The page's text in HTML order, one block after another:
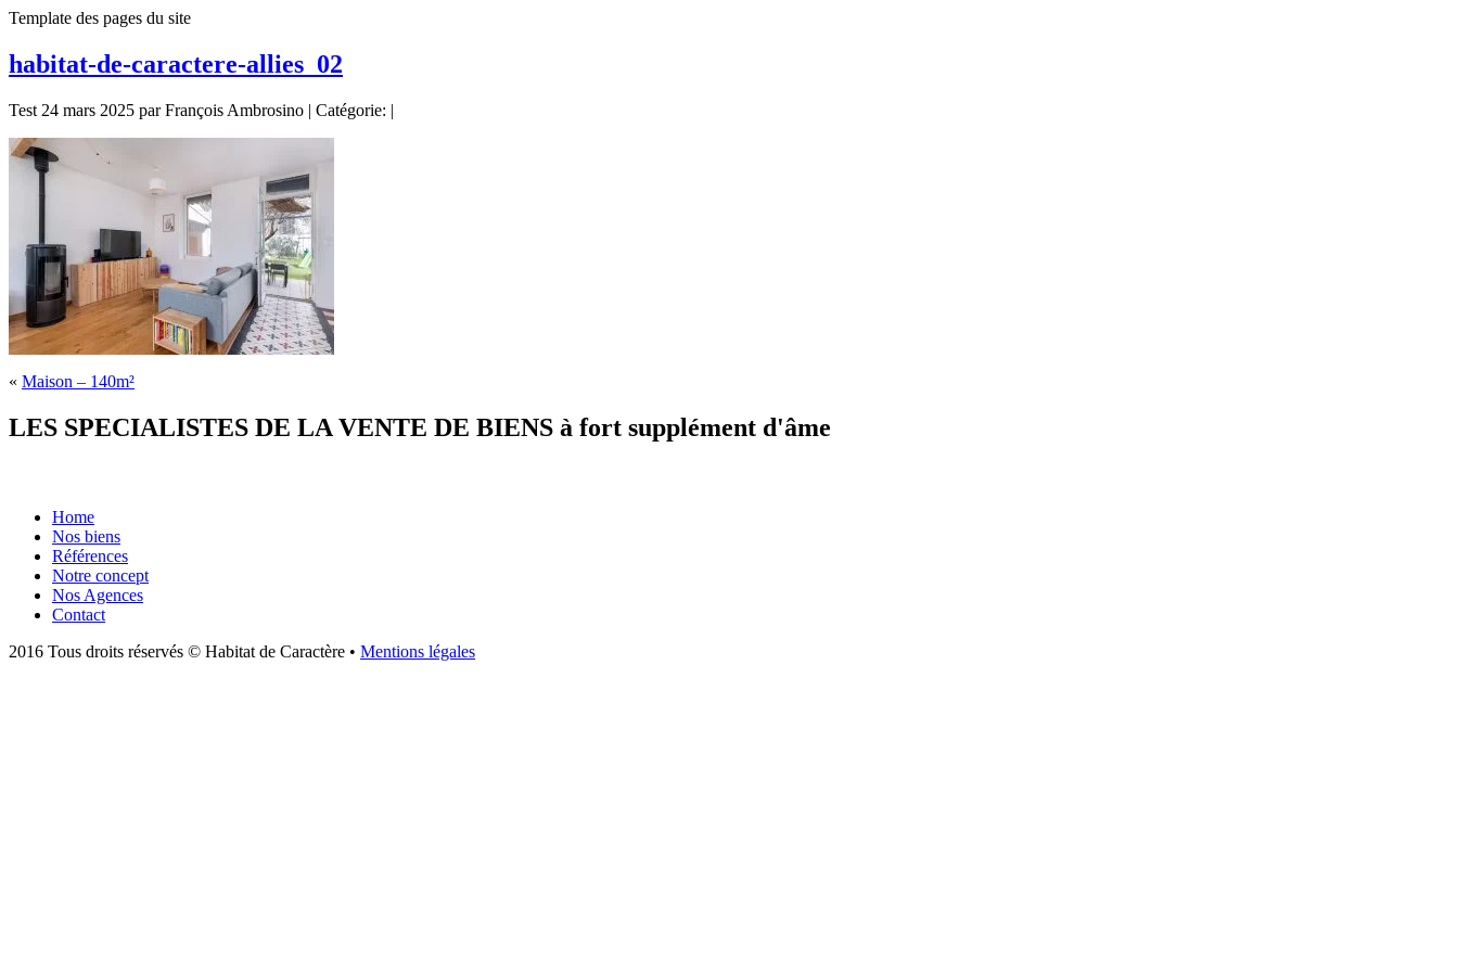
Template des pages du site
habitat-de-caractere-allies_02
Test 24 mars 2025 par François Ambrosino | Catégorie: |
« Maison – 140m²
LES SPECIALISTES DE LA VENTE DE BIENS à fort supplément d'âme
Home
Nos biens
Références
Notre concept
Nos Agences
Contact
2016 Tous droits réservés © Habitat de Caractère • Mentions légales